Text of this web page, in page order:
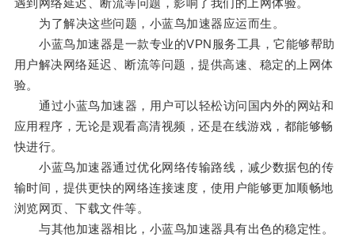
遇到网络延迟、断流等问题，影响了我们的上网体验。
为了解决这些问题，小蓝鸟加速器应运而生。
小蓝鸟加速器是一款专业的VPN服务工具，它能够帮助
用户解决网络延迟、断流等问题，提供高速、稳定的上网体
验。
通过小蓝鸟加速器，用户可以轻松访问国内外的网站和
应用程序，无论是观看高清视频，还是在线游戏，都能够畅
快进行。
小蓝鸟加速器通过优化网络传输路线，减少数据包的传
输时间，提供更快的网络连接速度，使用户能够更加顺畅地
浏览网页、下载文件等。
与其他加速器相比，小蓝鸟加速器具有出色的稳定性。